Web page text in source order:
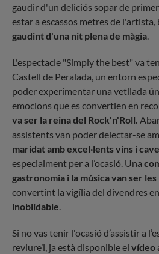
gaudir d'un deliciós sopar de
estar a escassos metres de
gaudint d'una nit plena de màgia.
L'espectacle "Simply the best" va
Castell de Peralada, un entorn
poder experimentar una vetllada
emocions que es convertien en
va ser la reina del Rock'n'Roll.
assistents van poder delectar-se
maridat amb excel·lents vins i
especialment per a l’ocasió. Una
gastronomia i la música van ser
convertint la vigília del divendres
inoblidable.
Si no vas tenir l'ocasió d’assistir a
reviure’l, ja està disponible el vídeo